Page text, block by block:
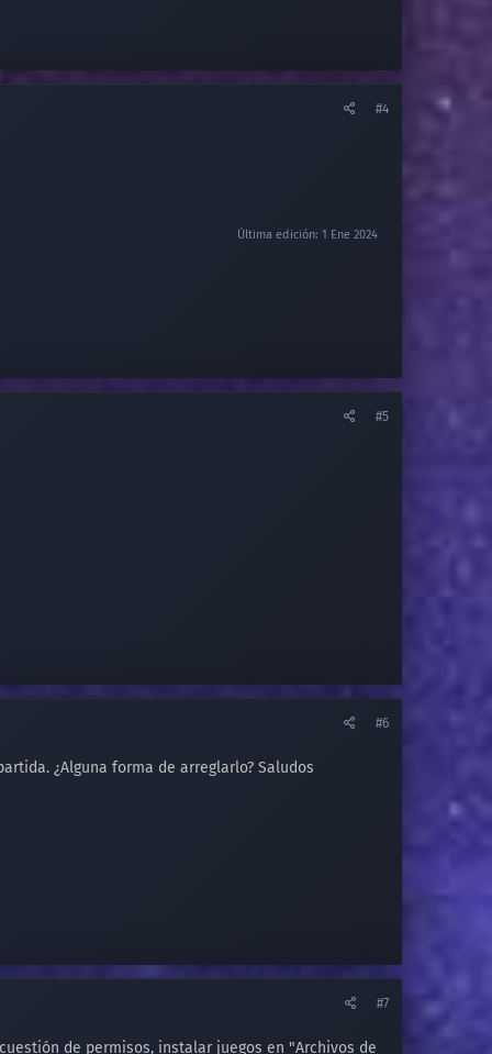
#4
Última edición: 1 Ene 2024
#5
#6
¿Alguna forma de arreglarlo? Saludos
#7
de permisos, instalar juegos en "Archivos de